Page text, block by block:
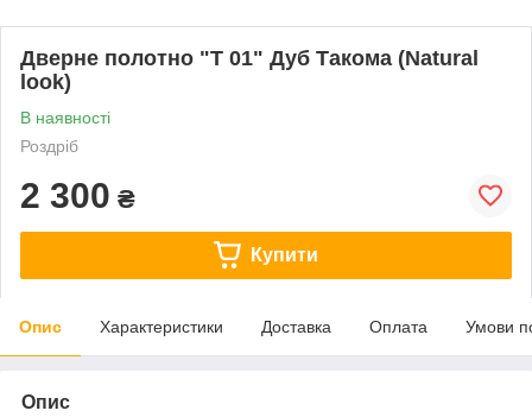
Дверне полотно "Т 01" Дуб Такома (Natural
look)
В наявності
Роздріб
2 300 ₴
Купити
Опис Характеристики Доставка Оплата Умови
Опис